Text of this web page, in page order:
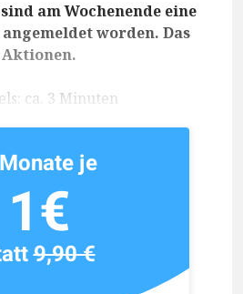
am Wochenende eine
worden. Das
ca. 3 Minuten
je
1€
9,90 €